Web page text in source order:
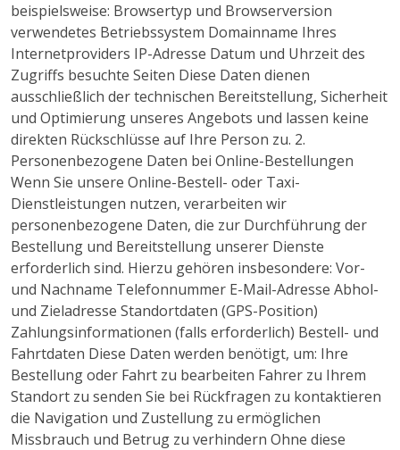
beispielsweise: Browsertyp und Browserversion
verwendetes Betriebssystem Domainname Ihres
Internetproviders IP-Adresse Datum und Uhrzeit des
Zugriffs besuchte Seiten Diese Daten dienen
ausschließlich der technischen Bereitstellung, Sicherheit
und Optimierung unseres Angebots und lassen keine
direkten Rückschlüsse auf Ihre Person zu. 2.
Personenbezogene Daten bei Online-Bestellungen
Wenn Sie unsere Online-Bestell- oder Taxi-
Dienstleistungen nutzen, verarbeiten wir
personenbezogene Daten, die zur Durchführung der
Bestellung und Bereitstellung unserer Dienste
erforderlich sind. Hierzu gehören insbesondere: Vor-
und Nachname Telefonnummer E-Mail-Adresse Abhol-
und Zieladresse Standortdaten (GPS-Position)
Zahlungsinformationen (falls erforderlich) Bestell- und
Fahrtdaten Diese Daten werden benötigt, um: Ihre
Bestellung oder Fahrt zu bearbeiten Fahrer zu Ihrem
Standort zu senden Sie bei Rückfragen zu kontaktieren
die Navigation und Zustellung zu ermöglichen
Missbrauch und Betrug zu verhindern Ohne diese